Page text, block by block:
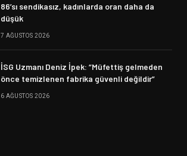
86’sı sendikasız, kadınlarda oran daha da
düşük
7 AĞUSTOS 2026
İSG Uzmanı Deniz İpek: “Müfettiş gelmeden
önce temizlenen fabrika güvenli değildir”
6 AĞUSTOS 2026